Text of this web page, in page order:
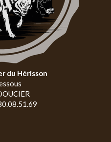
du Hérisson